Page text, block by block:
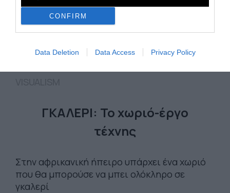
CONFIRM
Data Deletion Data Access Privacy Policy
ΓΚΑΛΕΡΙ: Το χωριό-έργο
τέχνης
Στην αφρικανική ήπειρο υπάρχει ένα χωριό
που θα μπορούσε να μπει ολόκληρο σε
γκαλερί